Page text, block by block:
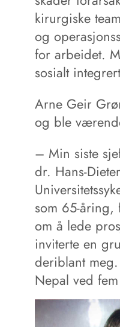
kirurgiske
og
for arbeidet.
sosialt
Arne Geir
og ble
– Min siste
dr. Hans-
som 65-åring,
om å lede
inviterte en
deriblant
Nepal ved